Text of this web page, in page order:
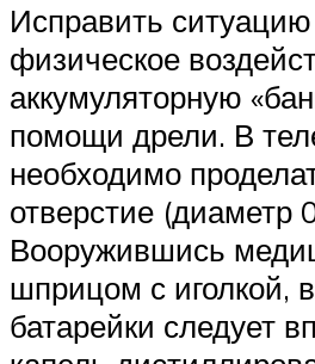
Исправить
физическое
аккумуляторную
помощи дрели. В
необходимо
отверстие (диаметр
Вооружившись
шприцом с иголкой,
батарейки следует